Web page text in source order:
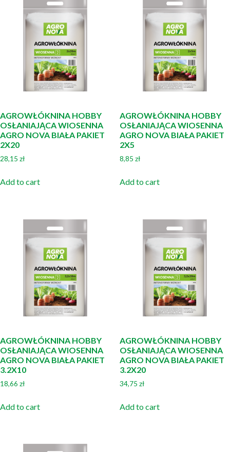
AGROWŁÓKNINA HOBBY
OSŁANIAJĄCA WIOSENNA
AGRO NOVA BIAŁA PAKIET
2X20
28,15 zł
Add to cart
AGROWŁÓKNINA HOBBY
OSŁANIAJĄCA WIOSENNA
AGRO NOVA BIAŁA PAKIET
2X5
8,85 zł
Add to cart
AGROWŁÓKNINA HOBBY
OSŁANIAJĄCA WIOSENNA
AGRO NOVA BIAŁA PAKIET
3.2X10
18,66 zł
Add to cart
AGROWŁÓKNINA HOBBY
OSŁANIAJĄCA WIOSENNA
AGRO NOVA BIAŁA PAKIET
3.2X20
34,75 zł
Add to cart